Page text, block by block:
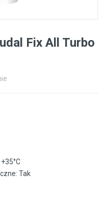
Fix All Turbo
Tak